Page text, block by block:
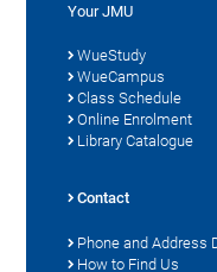
Your JMU
WueStudy
WueCampus
Class Schedule
Online Enrolment
Library Catalogue
Contact
Phone and Address
How to Find Us